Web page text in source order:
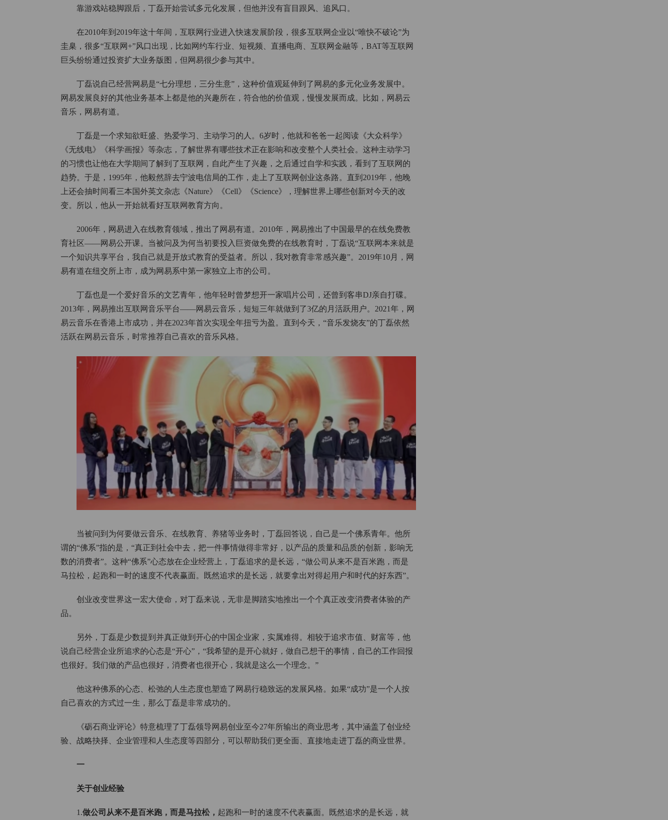
靠游戏站稳脚跟后，丁磊开始尝试多元化发展，但他并没有盲目跟风、追风口。
在2010年到2019年这十年间，互联网行业进入快速发展阶段，很多互联网企业以“唯快不破论”为
圭臬，很多“互联网+”风口出现，比如网约车行业、短视频、直播电商、互联网金融等，BAT等互联网
巨头纷纷通过投资扩大业务版图，但网易很少参与其中。
丁磊说自己经营网易是“七分理想，三分生意”，这种价值观延伸到了网易的多元化业务发展中。
网易发展良好的其他业务基本上都是他的兴趣所在，符合他的价值观，慢慢发展而成。比如，网易云
音乐，网易有道。
丁磊是一个求知欲旺盛、热爱学习、主动学习的人。6岁时，他就和爸爸一起阅读《大众科学》
《无线电》《科学画报》等杂志，了解世界有哪些技术正在影响和改变整个人类社会。这种主动学习
的习惯也让他在大学期间了解到了互联网，自此产生了兴趣，之后通过自学和实践，看到了互联网的
趋势。于是，1995年，他毅然辞去宁波电信局的工作，走上了互联网创业这条路。直到2019年，他晚
上还会抽时间看三本国外英文杂志《Nature》《Cell》《Science》，理解世界上哪些创新对今天的改
变。所以，他从一开始就看好互联网教育方向。
2006年，网易进入在线教育领域，推出了网易有道。2010年，网易推出了中国最早的在线免费教
育社区——网易公开课。当被问及为何当初要投入巨资做免费的在线教育时，丁磊说“互联网本来就是
一个知识共享平台，我自己就是开放式教育的受益者。所以，我对教育非常感兴趣”。2019年10月，网
易有道在纽交所上市，成为网易系中第一家独立上市的公司。
丁磊也是一个爱好音乐的文艺青年，他年轻时曾梦想开一家唱片公司，还曾到客串DJ亲自打碟。
2013年，网易推出互联网音乐平台——网易云音乐，短短三年就做到了3亿的月活跃用户。2021年，网
易云音乐在香港上市成功，并在2023年首次实现全年扭亏为盈。直到今天，“音乐发烧友”的丁磊依然
活跃在网易云音乐，时常推荐自己喜欢的音乐风格。
当被问到为何要做云音乐、在线教育、养猪等业务时，丁磊回答说，自己是一个佛系青年。他所
谓的“佛系”指的是，“真正到社会中去，把一件事情做得非常好，以产品的质量和品质的创新，影响无
数的消费者”。这种“佛系”心态放在企业经营上，丁磊追求的是长远，“做公司从来不是百米跑，而是
马拉松，起跑和一时的速度不代表赢面。既然追求的是长远，就要拿出对得起用户和时代的好东西”。
创业改变世界这一宏大使命，对丁磊来说，无非是脚踏实地推出一个个真正改变消费者体验的产
品。
另外，丁磊是少数提到并真正做到开心的中国企业家，实属难得。相较于追求市值、财富等，他
说自己经营企业所追求的心态是“开心”，“我希望的是开心就好，做自己想干的事情，自己的工作回报
也很好。我们做的产品也很好，消费者也很开心，我就是这么一个理念。”
他这种佛系的心态、松弛的人生态度也塑造了网易行稳致远的发展风格。如果“成功”是一个人按
自己喜欢的方式过一生，那么丁磊是非常成功的。
《砺石商业评论》特意梳理了丁磊领导网易创业至今27年所输出的商业思考，其中涵盖了创业经
验、战略抉择、企业管理和人生态度等四部分，可以帮助我们更全面、直接地走进丁磊的商业世界。
一
关于创业经验
1.做公司从来不是百米跑，而是马拉松， 起跑和一时的速度不代表赢面。既然追求的是长远，就